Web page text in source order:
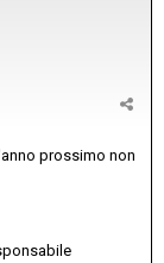
prossimo non